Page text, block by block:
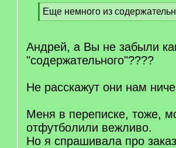
[
q
Еще немного из
[
q
]
Андрей, а Вы не забыли
"содержательного"????
Не расскажут они нам
Меня в переписке, тоже,
отфутболили вежливо.
Но я спрашивала про